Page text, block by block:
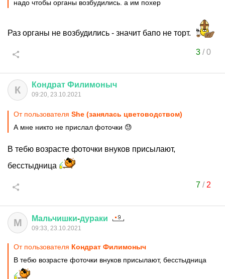
надо чтобы органы возбудились. а им похер
Раз органы не возбудились - значит бапо не торт.
3/0
К Кондрат Филимоныч
09:20, 23.10.2021
От пользователя She (занялась цветоводством)
А мне никто не прислал фоточки 😓
В тебю возрасте фоточки внуков присылают,
бесстыдница
7/ 2
М Мальчишки-дураки
09:33, 23.10.2021
От пользователя Кондрат Филимоныч
В тебю возрасте фоточки внуков присылают, бесстыдница